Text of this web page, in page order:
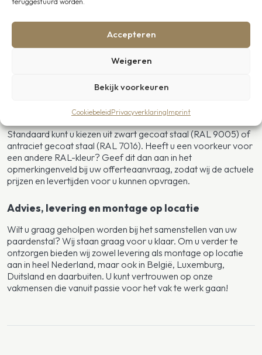
Accepteren
Weigeren
Bekijk voorkeuren
CookiebeleidPrivacyverklaringImprint
Geschikt voor volwassen paarden, veulens en pony's
Voor een extra stijlvolle en luxe uitstraling kunt u kiezen voor
een meerprijs en kent een levertijd van circa 14 werkdagen. Wij
Standaard kunt u kiezen uit zwart gecoat staal (RAL 9005) of
antraciet gecoat staal (RAL 7016). Heeft u een voorkeur voor
een andere RAL-kleur? Geef dit dan aan in het
opmerkingenveld bij uw offerteaanvraag, zodat wij de actuele
prijzen en levertijden voor u kunnen opvragen.
Advies, levering en montage op locatie
Wilt u graag geholpen worden bij het samenstellen van uw
paardenstal? Wij staan graag voor u klaar. Om u verder te
ontzorgen bieden wij zowel levering als montage op locatie
aan in heel Nederland, maar ook in België, Luxemburg,
Duitsland en daarbuiten. U kunt vertrouwen op onze
vakmensen die vanuit passie voor het vak te werk gaan!